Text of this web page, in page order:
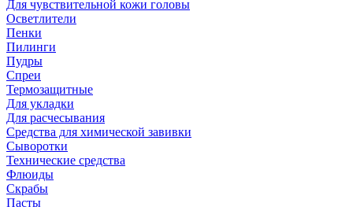
Для чувствительной кожи головы
Осветлители
Пенки
Пилинги
Пудры
Спреи
Термозащитные
Для укладки
Для расчесывания
Средства для химической завивки
Сыворотки
Технические средства
Флюиды
Скрабы
Пасты